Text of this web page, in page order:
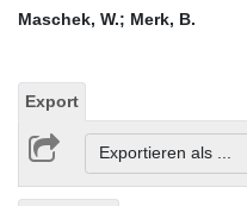
Maschek, W.; Merk, B.
Export
Exportieren als ...